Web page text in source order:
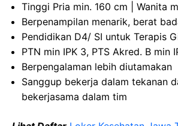
Tinggi Pria min. 160 cm | Wanita
Berpenampilan menarik, berat
Pendidikan D4/ SI untuk Terapis
PTN min IPK 3, PTS Akred. B min
Berpengalaman lebih diutamakan
Sanggup bekerja dalam tekanan
bekerjasama dalam tim